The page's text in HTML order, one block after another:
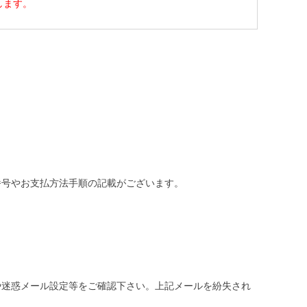
す。
やお支払方法手順の記載がございます。
惑メール設定等をご確認下さい。 上記メールを紛失され